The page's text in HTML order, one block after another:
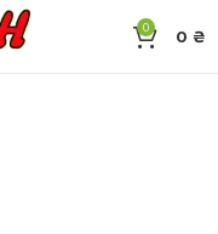
0 0 ₴